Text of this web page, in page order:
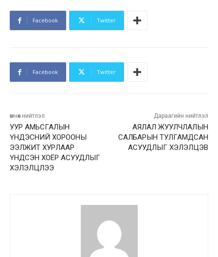
Facebook Twitter
Facebook Twitter
өмнөх нийтлэл
УУР АМЬСГАЛЫН
ҮНДЭСНИЙ ХОРООНЫ
ЭЭЛЖИТ ХУРЛААР
ҮНДСЭН ХОЁР АСУУДЛЫГ
ХЭЛЭЛЦЛЭЭ
Дараагийн нийтлэл
АЯЛАЛ ЖУУЛЧЛАЛЫН
САЛБАРЫН ТУЛГАМДСАН
АСУУДЛЫГ ХЭЛЭЛЦЭВ